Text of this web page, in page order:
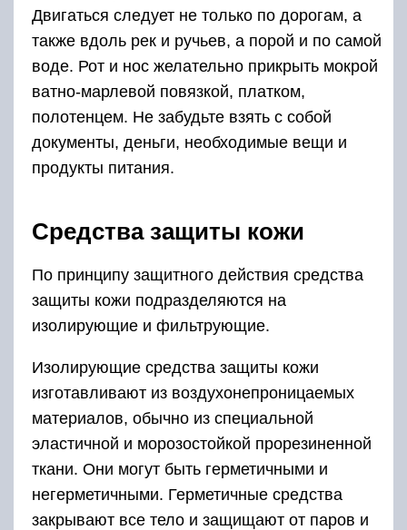
Двигаться следует не только по дорогам, а
также вдоль рек и ручьев, а порой и по самой
воде. Рот и нос желательно прикрыть мокрой
ватно-марлевой повязкой, платком,
полотенцем. Не забудьте взять с собой
документы, деньги, необходимые вещи и
продукты питания.
Средства защиты кожи
По принципу защитного действия средства
защиты кожи подразделяются на
изолирующие и фильтрующие.
Изолирующие средства защиты кожи
изготавливают из воздухонепроницаемых
материалов, обычно из специальной
эластичной и морозостойкой прорезиненной
ткани. Они могут быть герметичными и
негерметичными. Герметичные средства
закрывают все тело и защищают от паров и